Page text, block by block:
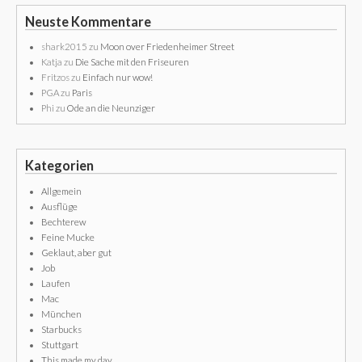
Neuste Kommentare
shark2015 zu Moon over Friedenheimer Street
Katja zu Die Sache mit den Friseuren
Fritzoszu Einfach nur wow!
PGAzu Paris
Phi zu Ode an die Neunziger
Kategorien
Allgemein
Ausflüge
Bechterew
Feine Mucke
Geklaut, aber gut
Job
Laufen
Mac
München
Starbucks
Stuttgart